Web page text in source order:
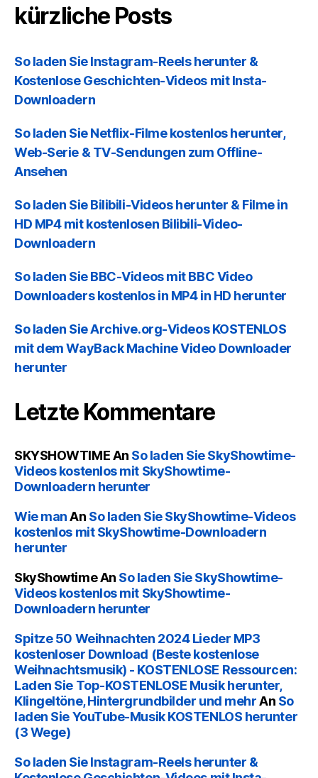
kürzliche Posts
So laden Sie Instagram-Reels herunter &
Kostenlose Geschichten-Videos mit Insta-
Downloadern
So laden Sie Netflix-Filme kostenlos herunter,
Web-Serie & TV-Sendungen zum Offline-
Ansehen
So laden Sie Bilibili-Videos herunter & Filme in
HD MP4 mit kostenlosen Bilibili-Video-
Downloadern
So laden Sie BBC-Videos mit BBC Video
Downloaders kostenlos in MP4 in HD herunter
So laden Sie Archive.org-Videos KOSTENLOS
mit dem WayBack Machine Video Downloader
herunter
Letzte Kommentare
SKYSHOWTIMEAn So laden Sie SkyShowtime-
Videos kostenlos mit SkyShowtime-
Downloadern herunter
Wie manAn So laden Sie SkyShowtime-Videos
kostenlos mit SkyShowtime-Downloadern
herunter
SkyShowtimeAn So laden Sie SkyShowtime-
Videos kostenlos mit SkyShowtime-
Downloadern herunter
Spitze 50 Weihnachten 2024 Lieder MP3
kostenloser Download (Beste kostenlose
Weihnachtsmusik) - KOSTENLOSE Ressourcen:
Laden Sie Top-KOSTENLOSE Musik herunter,
Klingeltöne, Hintergrundbilder und mehrAn So
laden Sie YouTube-Musik KOSTENLOS herunter
(3 Wege)
So laden Sie Instagram-Reels herunter &